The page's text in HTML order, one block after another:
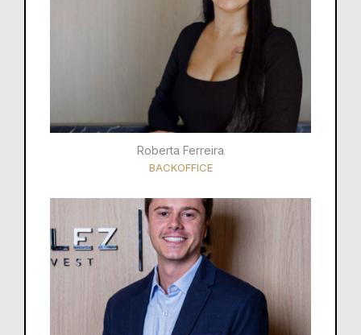
Roberta Ferreira
BACKOFFICE